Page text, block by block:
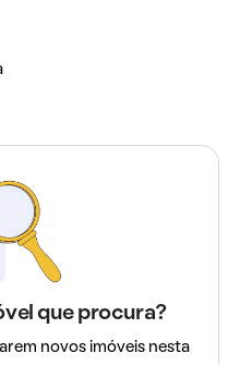
que procura?
novos imóveis nesta